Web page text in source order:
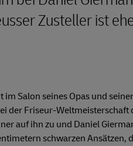
Zusteller ist
Salon seines Opas und
der Friseur-
auf ihn zu und Daniel
schwarzen